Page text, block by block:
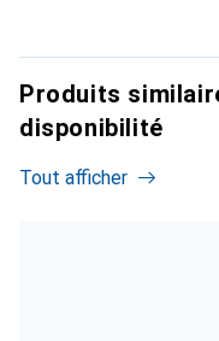
Produits
disponibilité
Tout afficher